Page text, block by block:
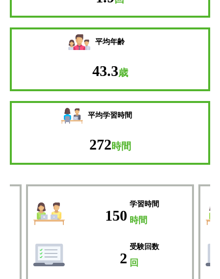
平均年齢
43.3歳
平均学習時間
272時間
150
学習時間
時間
2
受験回数
回